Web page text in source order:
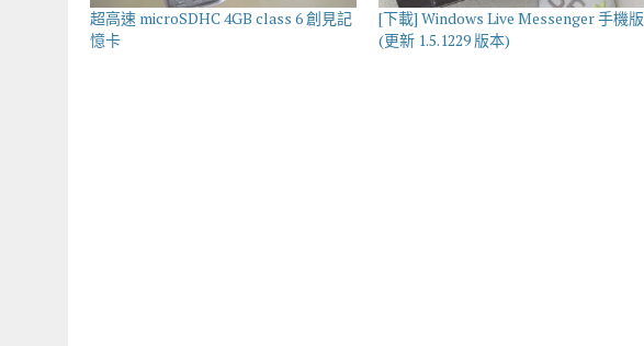
超高速 microSDHC 4GB class 6 創見記
憶卡
[下載] Windows Live Messenger 手機版
(更新 1.5.1229 版本)